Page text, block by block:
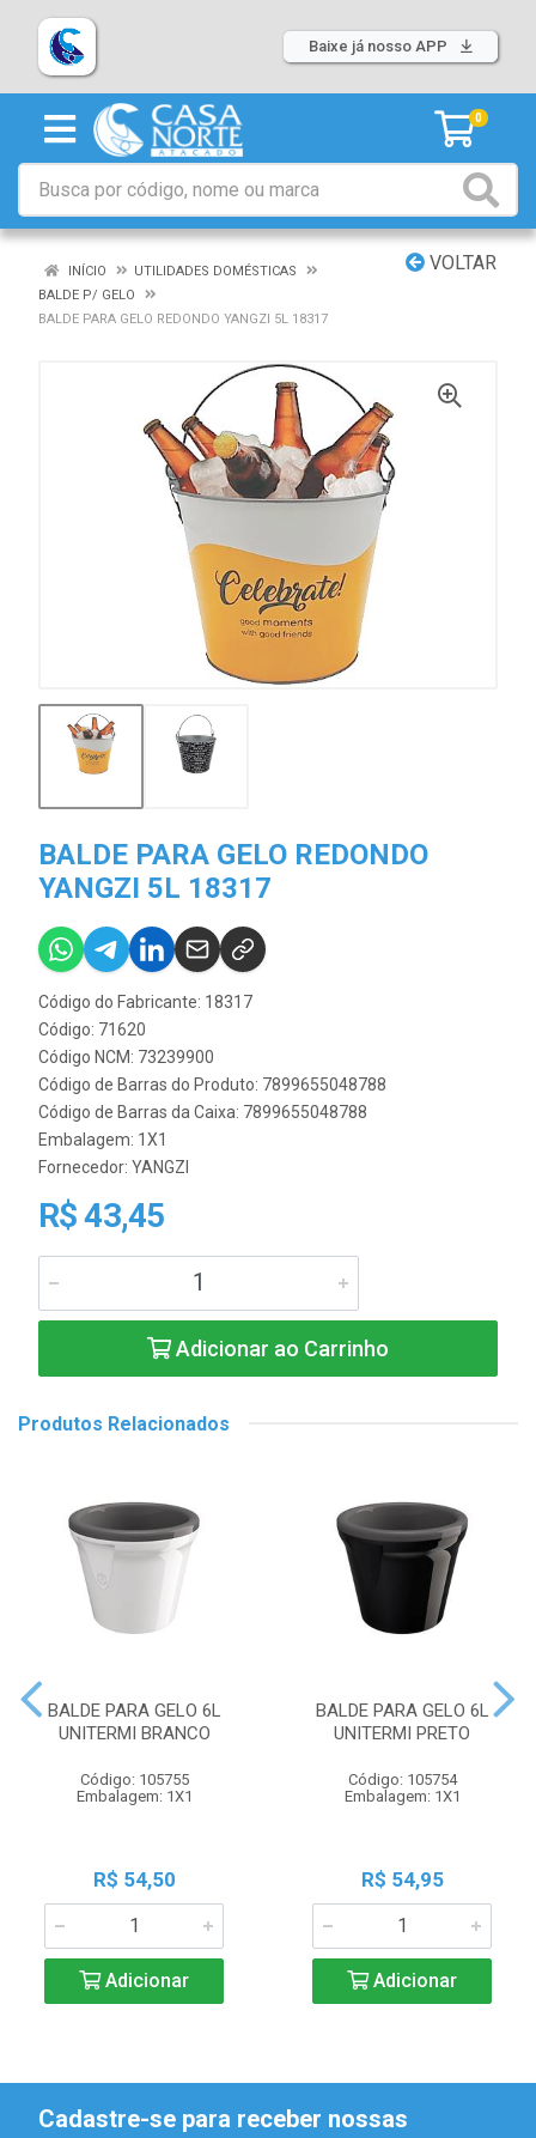
Baixe já nosso APP
0
VOLTAR
INÍCIO
UTILIDADES DOMÉSTICAS
BALDE P/ GELO
BALDE PARA GELO REDONDO YANGZI 5L 18317
BALDE PARA GELO REDONDO
YANGZI 5L 18317
Código do Fabricante: 18317
Código: 71620
Código NCM: 73239900
Código de Barras do Produto: 7899655048788
Código de Barras da Caixa: 7899655048788
Embalagem: 1X1
Fornecedor: YANGZI
R$ 43,45
Adicionar ao Carrinho
Produtos Relacionados
BALDE PARA GELO 6L
UNITERMI BRANCO
Código: 105755
Embalagem: 1X1
R$ 54,50
Adicionar
BALDE PARA GELO 6L
UNITERMI PRETO
Código: 105754
Embalagem: 1X1
R$ 54,95
Adicionar
Cadastre-se para receber nossas